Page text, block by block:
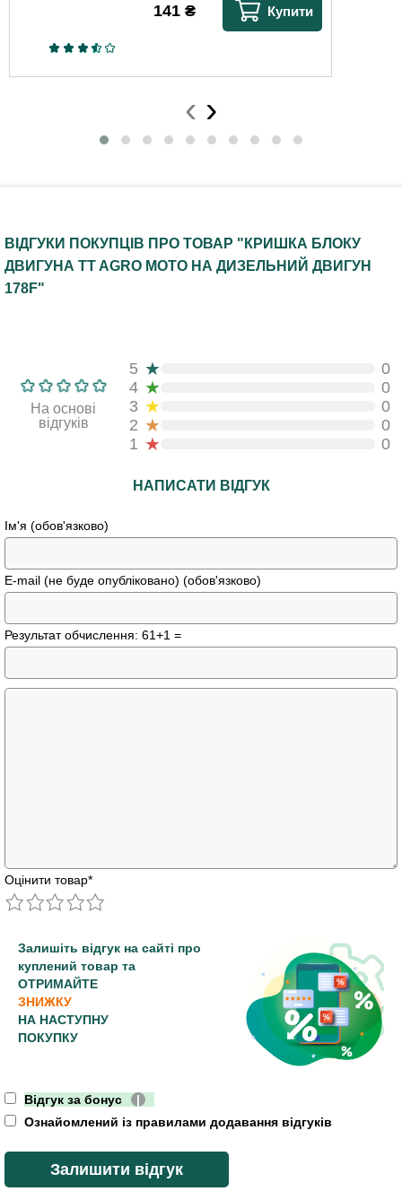
141 ₴ Купити
‹ ›
ВІДГУКИ ПОКУПЦІВ ПРО ТОВАР "КРИШКА БЛОКУ
ДВИГУНА TT AGRO MOTO НА ДИЗЕЛЬНИЙ ДВИГУН
178F"
На основі
відгуків
5 ★
0
4 ★
0
3 ★
0
2 ★
0
1 ★ 0
НАПИСАТИ ВІДГУК
Ім'я (обов'язково)
E-mail (не буде опубліковано) (обов'язково)
Результат обчислення: 61+1 =
Оцінити товар*
Залишіть відгук на сайті про
куплений товар та
ОТРИМАЙТЕ
ЗНИЖКУ
НА НАСТУПНУ
ПОКУПКУ
Відгук за бонус
|
Ознайомлений із правилами додавання відгуків